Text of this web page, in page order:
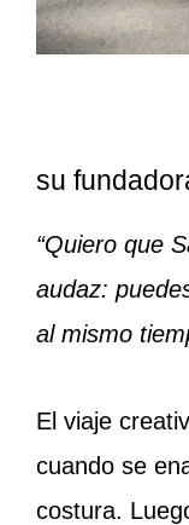
su
“Quiero que
audaz:
al mismo
El viaje
cuando se
costura.